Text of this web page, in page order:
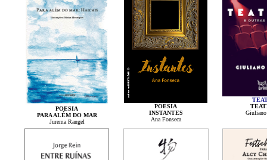
POESIA
PARA ALÉM DO MAR
Jurema Rangel
POESIA
INSTANTES
Ana Fonseca